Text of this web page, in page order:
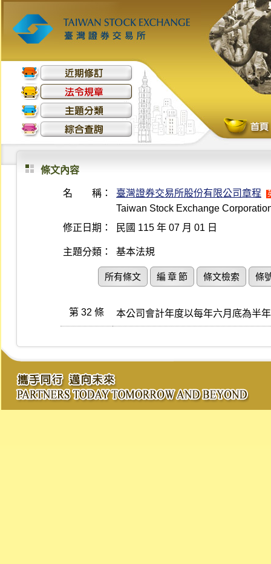
條文內容
名 稱： 臺灣證券交易所股份有限公司章程
Taiwan Stock Exchange
修正日期：
民國 115 年 07 月 01 日
主題分類： 基本法規
所有條文 編 章 節 條文檢索 條
第 32 條 本公司會計年度以每年六月底為半